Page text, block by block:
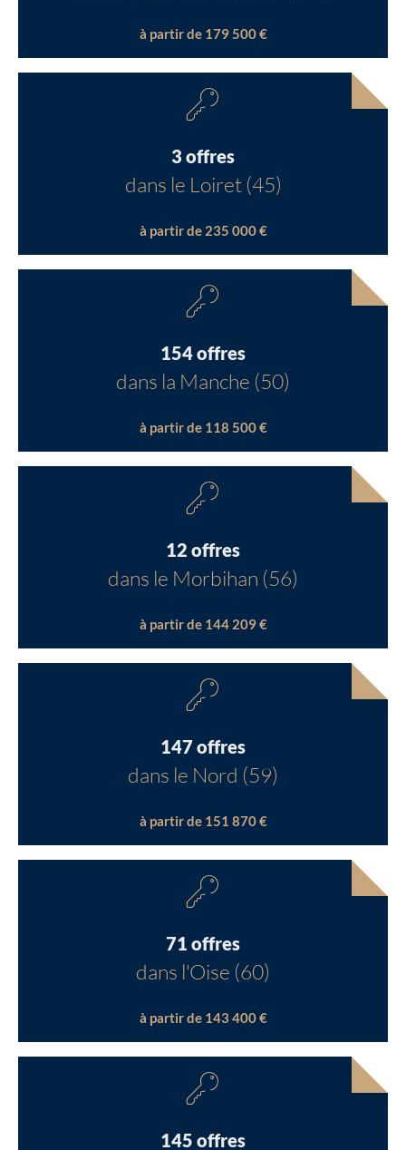
à partir de 179 500 €
3 offres
dans le Loiret (45)
à partir de 235 000 €
154 offres
dans la Manche (50)
à partir de 118 500 €
12 offres
dans le Morbihan (56)
à partir de 144 209 €
147 offres
dans le Nord (59)
à partir de 151 870 €
71 offres
dans l'Oise (60)
à partir de 143 400 €
145 offres